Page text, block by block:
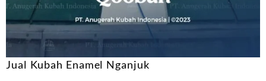
Jual Kubah Enamel Nganjuk